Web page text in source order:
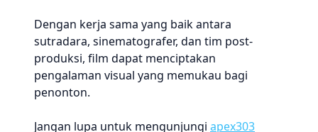
Dengan kerja sama yang baik antara
sutradara, sinematografer, dan tim post-
produksi, film dapat menciptakan
pengalaman visual yang memukau bagi
penonton.
Jangan lupa untuk mengunjungi apex303